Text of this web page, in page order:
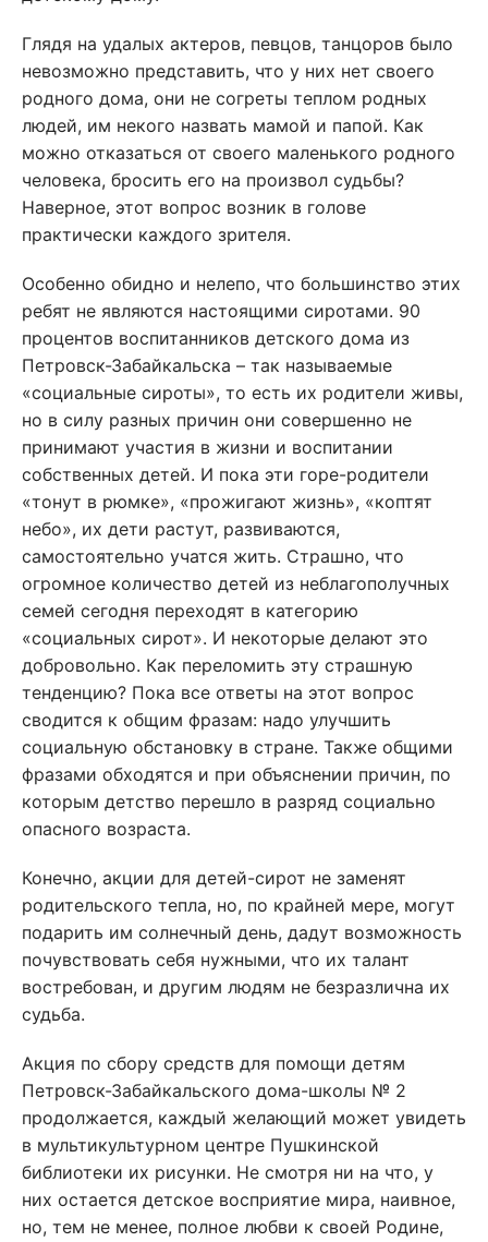
Глядя на удалых актеров, певцов, танцоров было
невозможно представить, что у них нет своего
родного дома, они не согреты теплом родных
людей, им некого назвать мамой и папой. Как
можно отказаться от своего маленького родного
человека, бросить его на произвол судьбы?
Наверное, этот вопрос возник в голове
практически каждого зрителя.
Особенно обидно и нелепо, что большинство этих
ребят не являются настоящими сиротами. 90
процентов воспитанников детского дома из
Петровск-Забайкальска – так называемые
«социальные сироты», то есть их родители живы,
но в силу разных причин они совершенно не
принимают участия в жизни и воспитании
собственных детей. И пока эти горе-родители
«тонут в рюмке», «прожигают жизнь», «коптят
небо», их дети растут, развиваются,
самостоятельно учатся жить. Страшно, что
огромное количество детей из неблагополучных
семей сегодня переходят в категорию
«социальных сирот». И некоторые делают это
добровольно. Как переломить эту страшную
тенденцию? Пока все ответы на этот вопрос
сводится к общим фразам: надо улучшить
социальную обстановку в стране. Также общими
фразами обходятся и при объяснении причин, по
которым детство перешло в разряд социально
опасного возраста.
Конечно, акции для детей-сирот не заменят
родительского тепла, но, по крайней мере, могут
подарить им солнечный день, дадут возможность
почувствовать себя нужными, что их талант
востребован, и другим людям не безразлична их
судьба.
Акция по сбору средств для помощи детям
Петровск-Забайкальского дома-школы № 2
продолжается, каждый желающий может увидеть
в мультикультурном центре Пушкинской
библиотеки их рисунки. Не смотря ни на что, у
них остается детское восприятие мира, наивное,
но, тем не менее, полное любви к своей Родине,